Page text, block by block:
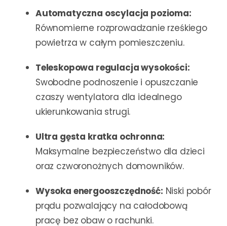
Automatyczna oscylacja pozioma:
Równomierne rozprowadzanie rześkiego
powietrza w całym pomieszczeniu.
Teleskopowa regulacja wysokości:
Swobodne podnoszenie i opuszczanie
czaszy wentylatora dla idealnego
ukierunkowania strugi.
Ultra gęsta kratka ochronna:
Maksymalne bezpieczeństwo dla dzieci
oraz czworonożnych domowników.
Wysoka energooszczędność: Niski pobór
prądu pozwalający na całodobową
pracę bez obaw o rachunki.